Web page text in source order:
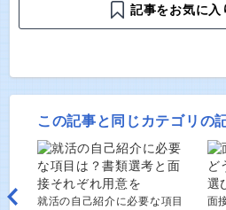
記事をお気に入
この記事と同じカテゴリの
就活の自己紹介に必要な項目
面